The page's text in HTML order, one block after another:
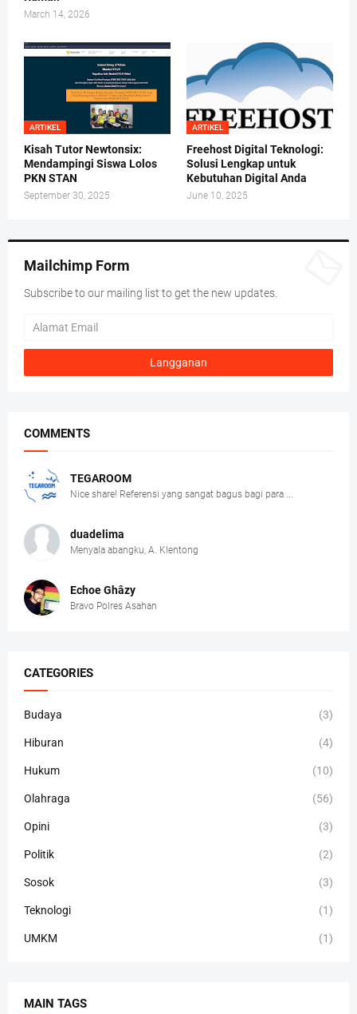
March 14, 2026
ARTIKEL
Kisah Tutor Newtonsix:
Mendampingi Siswa Lolos
PKN STAN
September 30, 2025
ARTIKEL
Freehost Digital Teknologi:
Solusi Lengkap untuk
Kebutuhan Digital Anda
June 10, 2025
Mailchimp Form
Subscribe to our mailing list to get the new updates.
COMMENTS
TEGAROOM
Nice share! Referensi yang sangat bagus bagi para ...
duadelima
Menyala abangku, A. Klentong
Echoe Ghâzy
Bravo Polres Asahan
CATEGORIES
Budaya (3)
Hiburan (4)
Hukum (10)
Olahraga (56)
Opini (3)
Politik (2)
Sosok (3)
Teknologi (1)
UMKM (1)
MAIN TAGS